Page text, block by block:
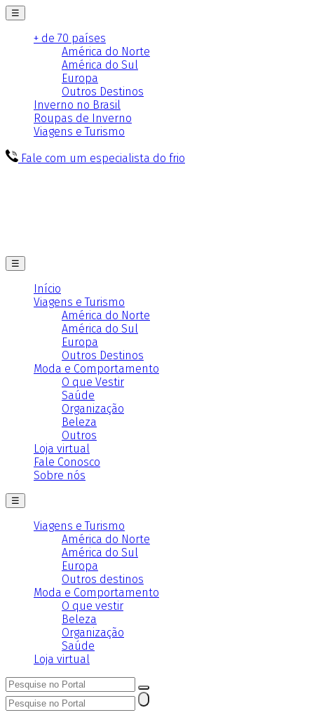
☰
+ de 70 países
América do Norte
América do Sul
Europa
Outros Destinos
Inverno no Brasil
Roupas de Inverno
Viagens e Turismo
Fale com um especialista do frio
☰
Início
Viagens e Turismo
América do Norte
América do Sul
Europa
Outros Destinos
Moda e Comportamento
O que Vestir
Saúde
Organização
Beleza
Outros
Loja virtual
Fale Conosco
Sobre nós
☰
Viagens e Turismo
América do Norte
América do Sul
Europa
Outros destinos
Moda e Comportamento
O que vestir
Beleza
Organização
Saúde
Loja virtual